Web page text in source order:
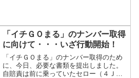
ス。事前に発表されたエントリーリスト
では総計62台。その内訳はSAクラスが19
台、Aクラスが...
「イチＧＯまる」のナンバー取得
に向けて・・・いざ行動開始！
「イチＧＯまる」のナンバー取得のため
に、今日、必要な書類を提出しました。
自賠責は前に乗っていたセロー（４ＪＧ